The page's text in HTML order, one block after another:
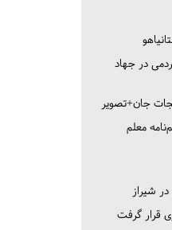
در جهاد
جان+تصویر
معلم
شیراز
قرار گرفت